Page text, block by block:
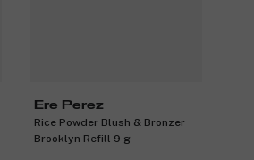
Ere Perez
Rice Powder Blush & Bronzer
Brooklyn Refill 9 g